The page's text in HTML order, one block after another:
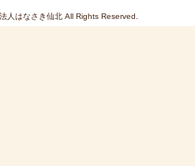
人はなさき仙北 All Rights Reserved.